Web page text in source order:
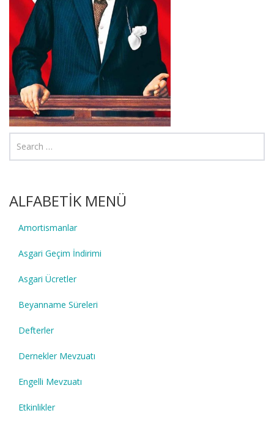
ALFABETİK MENÜ
Amortismanlar
Asgari Geçim İndirimi
Asgari Ücretler
Beyanname Süreleri
Defterler
Dernekler Mevzuatı
Engelli Mevzuatı
Etkinlikler